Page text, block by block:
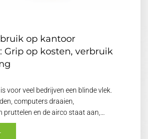
op kantoor
Grip op kosten, verbruik
voor veel bedrijven een blinde vlek.
computers draaien,
en de airco staat aan,…